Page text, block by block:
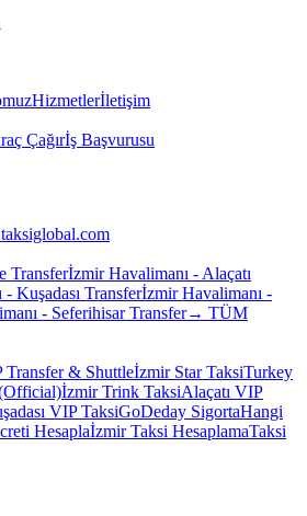
Hizmetlerİletişim
Çağırİş Başvurusu
Transferİzmir Havalimanı - Alaçatı
Kuşadası Transferİzmir Havalimanı -
- Seferihisar Transfer→ TÜM
& Shuttleİzmir Star TaksiTurkey
İzmir Trink TaksiAlaçatı VIP
VIP TaksiGoDeday SigortaHangi
Hesaplaİzmir Taksi HesaplamaTaksi